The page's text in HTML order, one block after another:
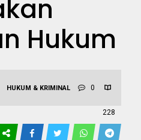
Hukum
HUKUM & KRIMINAL 0
228